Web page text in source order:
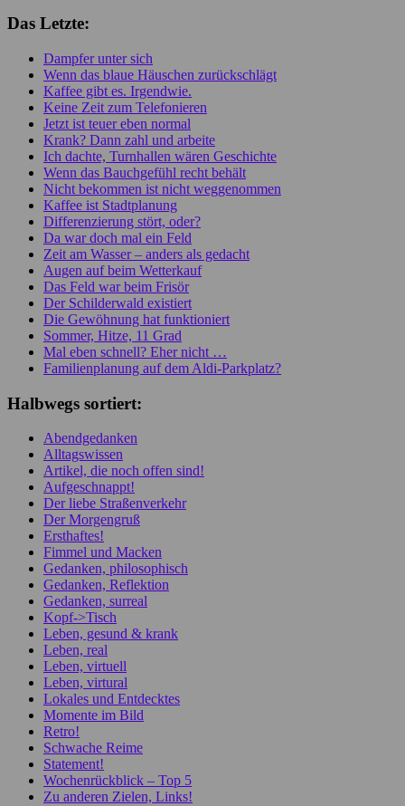
Das Letzte:
Dampfer unter sich
Wenn das blaue Häuschen zurückschlägt
Kaffee gibt es. Irgendwie.
Keine Zeit zum Telefonieren
Jetzt ist teuer eben normal
Krank? Dann zahl und arbeite
Ich dachte, Turnhallen wären Geschichte
Wenn das Bauchgefühl recht behält
Nicht bekommen ist nicht weggenommen
Kaffee ist Stadtplanung
Differenzierung stört, oder?
Da war doch mal ein Feld
Zeit am Wasser – anders als gedacht
Augen auf beim Wetterkauf
Das Feld war beim Frisör
Der Schilderwald existiert
Die Gewöhnung hat funktioniert
Sommer, Hitze, 11 Grad
Mal eben schnell? Eher nicht …
Familienplanung auf dem Aldi-Parkplatz?
Halbwegs sortiert:
Abendgedanken
Alltagswissen
Artikel, die noch offen sind!
Aufgeschnappt!
Der liebe Straßenverkehr
Der Morgengruß
Ersthaftes!
Fimmel und Macken
Gedanken, philosophisch
Gedanken, Reflektion
Gedanken, surreal
Kopf->Tisch
Leben, gesund & krank
Leben, real
Leben, virtuell
Leben, virtural
Lokales und Entdecktes
Momente im Bild
Retro!
Schwache Reime
Statement!
Wochenrückblick – Top 5
Zu anderen Zielen, Links!